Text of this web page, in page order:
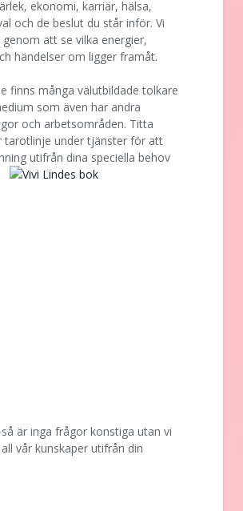
ekonomi, karriär, hälsa,
och de beslut du står inför. Vi
genom att se vilka energier,
händelser om ligger framåt.
finns många välutbildade tolkare
som även har andra
och arbetsområden. Titta
tarotlinje under tjänster för att
utifrån dina speciella behov
är inga frågor konstiga utan vi
vår kunskaper utifrån din